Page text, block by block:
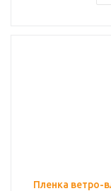
Пленка ветро-